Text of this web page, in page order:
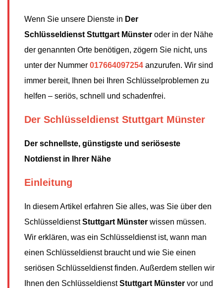
Wenn Sie unsere Dienste in Der
Schlüsseldienst Stuttgart Münster oder in der Nähe
der genannten Orte benötigen, zögern Sie nicht, uns
unter der Nummer 017664097254 anzurufen. Wir sind
immer bereit, Ihnen bei Ihren Schlüsselproblemen zu
helfen – seriös, schnell und schadenfrei.
Der Schlüsseldienst Stuttgart Münster
Der schnellste, günstigste und seriöseste
Notdienst in Ihrer Nähe
Einleitung
In diesem Artikel erfahren Sie alles, was Sie über den
SchlüsseldienstStuttgart Münster wissen müssen.
Wir erklären, was ein Schlüsseldienst ist, wann man
einen Schlüsseldienst braucht und wie Sie einen
seriösen Schlüsseldienst finden. Außerdem stellen wir
Ihnen den SchlüsseldienstStuttgart Münster vor und